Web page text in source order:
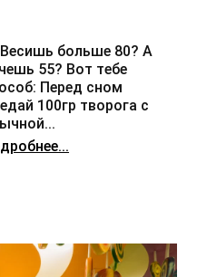
Весишь больше 80? А
55? Вот тебе
Перед сном
100гр творога с